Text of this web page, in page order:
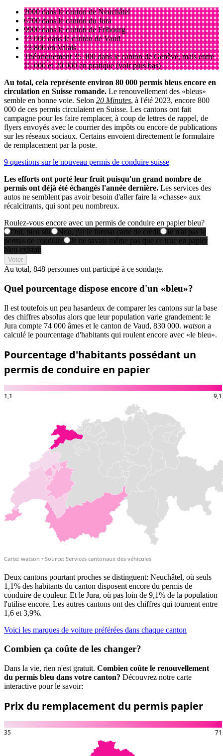
2000 dans le canton de Neuchâtel
6700 dans le canton du Jura
9900 dans le canton de Fribourg
13 000 dans le canton de Vaud
13 800 en Valais
Théoriquement 35 400 dans le canton de Genève, mais entre
15 000 et 20 000 en pratique (voir plus bas)
Au total, cela représente environ 80 000 permis bleus encore en
circulation en Suisse romande. Le renouvellement des «bleus»
semble en bonne voie. Selon 20 Minutes, à l'été 2023, encore 800
000 de ces permis circulaient en Suisse. Les cantons ont fait
campagne pour les faire remplacer, à coup de lettres de rappel, de
flyers envoyés avec le courrier des impôts ou encore de publications
sur les réseaux sociaux. Certains envoient directement le formulaire
de remplacement par la poste.
9 questions sur le nouveau permis de conduire suisse
Les efforts ont porté leur fruit puisqu'un grand nombre de
permis ont déjà été échangés l'année dernière. Les services des
autos ne semblent pas avoir besoin d'aller faire la «chasse» aux
récalcitrants, qui sont peu nombreux.
Roulez-vous encore avec un permis de conduire en papier bleu?
Oui, bien sûr
Non, j'ai le format carte de crédit
Je n'ai pas le
permis de conduire
Je ne savais même pas que ce truc en papier
bleu existait
Voter
Au total, 848 personnes ont participé à ce sondage.
Quel pourcentage dispose encore d'un «bleu»?
Il est toutefois un peu hasardeux de comparer les cantons sur la base
des chiffres absolus alors que leur population varie grandement: le
Jura compte 74 000 âmes et le canton de Vaud, 830 000. watson a
calculé le pourcentage d'habitants qui roulent encore avec «le bleu».
Deux cantons pourtant proches se distinguent: Neuchâtel, où seuls
1,1% des habitants du canton disposent encore du permis de
conduire de couleur. Et le Jura, où pas loin de 9,1% de la population
l'utilise encore. Les autres cantons ont des chiffres qui tournent entre
1,6 et 3,9%.
Voici les marques de voiture préférées dans chaque canton
Combien ça coûte de les changer?
Dans la vie, rien n'est gratuit. Combien coûte le renouvellement
du permis bleu dans votre canton? Découvrez notre carte
interactive pour le savoir: